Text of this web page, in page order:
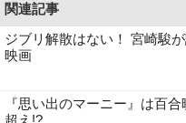
関連記事
ジブリ解散はない！ 宮崎駿
映画
『思い出のマーニー』は百
超え!?